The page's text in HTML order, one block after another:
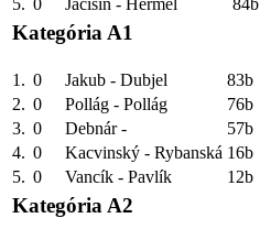
Kategória A1
1. 0 Jakub - Dubjel
83b
2. 0 Pollág - Pollág
76b
3. 0 Debnár -
57b
4. 0 Kacvinský - Rybanská 16b
5. 0 Vancík - Pavlík 12b
Kategória A2